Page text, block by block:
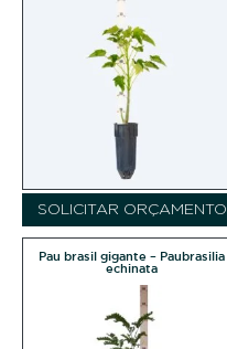
SOLICITAR ORÇAMENTO
Pau brasil gigante – Paubrasilia
echinata